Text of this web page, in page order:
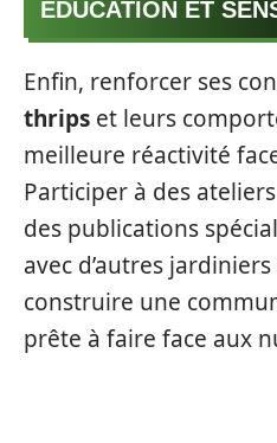
ÉDUCATION ET
Enfin, renforcer ses
thrips et leurs
meilleure réactivité
Participer à des
des publications
avec d’autres
construire une
prête à faire face aux